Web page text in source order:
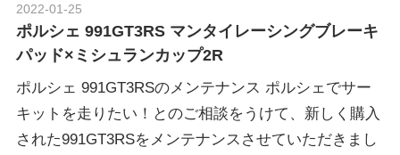
ロ
グ
2022-01-25
ポルシェ 991GT3RS マンタイレーシングブレーキ
パッド×ミシュランカップ2R
ポルシェ 991GT3RSのメンテナンス ポルシェでサー
キットを走りたい！とのご相談をうけて、新しく購入
された991GT3RSをメンテナンスさせていただきまし